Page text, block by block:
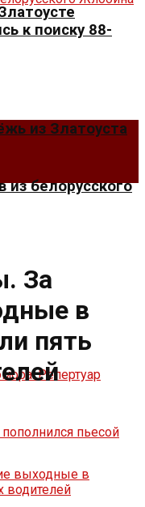
из Златоуста
из белорусского
к поиску 88-
За
в
пять